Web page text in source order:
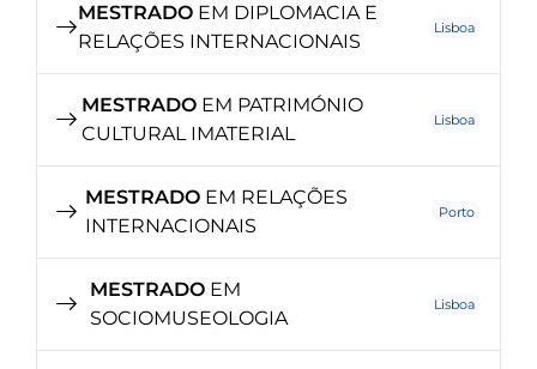
MESTRADOEM DIPLOMACIA E
RELAÇÕES INTERNACIONAIS
Lisboa
MESTRADOEM PATRIMÓNIO
CULTURAL IMATERIAL
Lisboa
MESTRADOEM RELAÇÕES
INTERNACIONAIS
Porto
MESTRADO EM
SOCIOMUSEOLOGIA
Lisboa